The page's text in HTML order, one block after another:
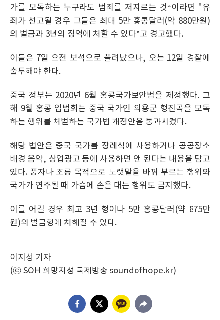
가를 모독하는 누구라도 범죄를 저지르는 것“이라면 "유
죄가 선고될 경우 그들은 최대 5만 홍콩달러(약 880만원)
의 벌금과 3년의 징역에 처할 수 있다”고 경고했다.
이들은 7일 오전 보석으로 풀려났으나, 오는 12일 경찰에
출두해야 한다.
중국 정부는 2020년 6월 홍콩국가보안법을 제정했다. 그
해 9월 홍콩 입법회는 중국 국가인 의용군 행진곡을 모독
하는 행위를 처벌하는 국가법 개정안을 통과시켰다.
해당 법안은 중국 국가를 장례식에 사용하거나 공공장소
배경 음악, 상업광고 등에 사용하면 안 된다는 내용을 담고
있다. 풍자나 조롱 목적으로 노랫말을 바꿔 부르는 행위와
국가가 연주될 때 가슴에 손을 대는 행위도 금지했다.
이를 어길 경우 최고 3년 형이나 5만 홍콩달러(약 875만
원)의 벌금형에 처해질 수 있다.
이지성 기자
(ⓒ SOH 희망지성 국제방송 soundofhope.kr)